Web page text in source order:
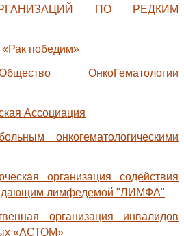
ПО РЕДКИМ
победим»
ОнкоГематологии
Ассоциация
онкогематологическими
организация содействия
лимфедемой "ЛИМФА"
организация инвалидов
«АСТОМ»